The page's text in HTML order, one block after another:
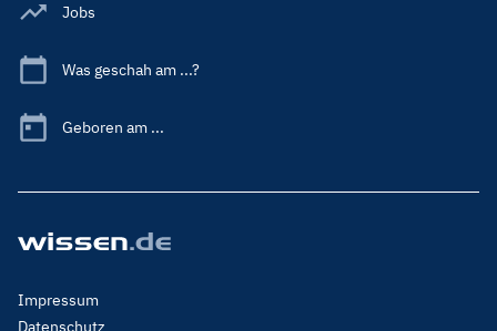
Jobs
Was geschah am ...?
Geboren am ...
Footer
Menu
Impressum
Datenschutz